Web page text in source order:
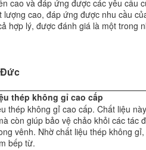
và đáp ứng được các yêu cầu
cao, đáp ứng được nhu cầu
lý, được đánh giá là một trong
Đức
thép không gỉ cao cấp
thép không gỉ cao cấp. Chất liệu
còn giúp bảo vệ chảo khỏi các tác
vênh. Nhờ chất liệu thép không
bếp từ.